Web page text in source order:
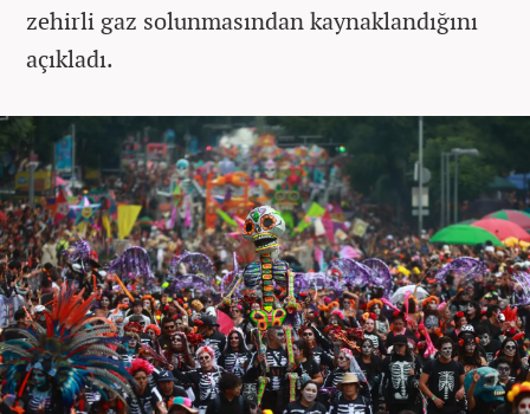
zehirli gaz solunmasından kaynaklandığını
açıkladı.